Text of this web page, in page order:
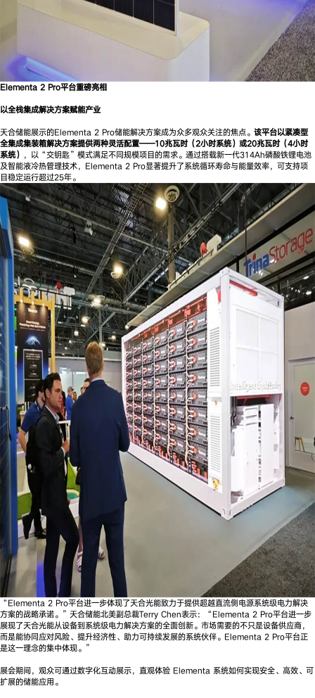
Elementa 2 Pro平台重磅亮相
以全栈集成解决方案赋能产业
天合储能展示的Elementa 2 Pro储能解决方案成为众多观众关注的焦点。 该平台以紧凑型
全集成集装箱解决方案提供两种灵活配置——10兆瓦时（2小时系统）或20兆瓦时（4小时
系统） ，以“交钥匙”模式满足不同规模项目的需求。通过搭载新一代314Ah磷酸铁锂电池
及智能液冷热管理技术，Elementa 2 Pro显著提升了系统循环寿命与能量效率，可支持项
目稳定运行超过25年。
“Elementa 2 Pro平台进一步体现了天合光能致力于提供超越直流侧电源系统级电力解决
方案的战略承诺。”天合储能北美副总裁Terry Chen表示：“Elementa 2 Pro平台进一步
展现了天合光能从设备到系统级电力解决方案的全面创新。市场需要的不只是设备供应商，
而是能协同应对风险、提升经济性、助力可持续发展的系统伙伴。Elementa 2 Pro平台正
是这一理念的集中体现。”
展会期间，观众可通过数字化互动展示，直观体验 Elementa 系统如何实现安全、高效、可
扩展的储能应用。